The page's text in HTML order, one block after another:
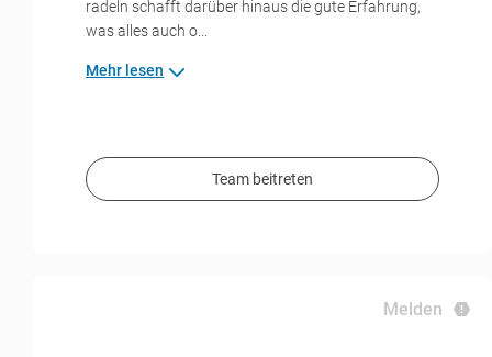
radeln schafft darüber hinaus die gute Erfahrung,
was alles auch o...
Mehr lesen
Team beitreten
Melden